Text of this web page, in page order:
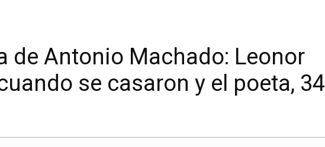
de Antonio Machado: Leonor
se casaron y el poeta, 34